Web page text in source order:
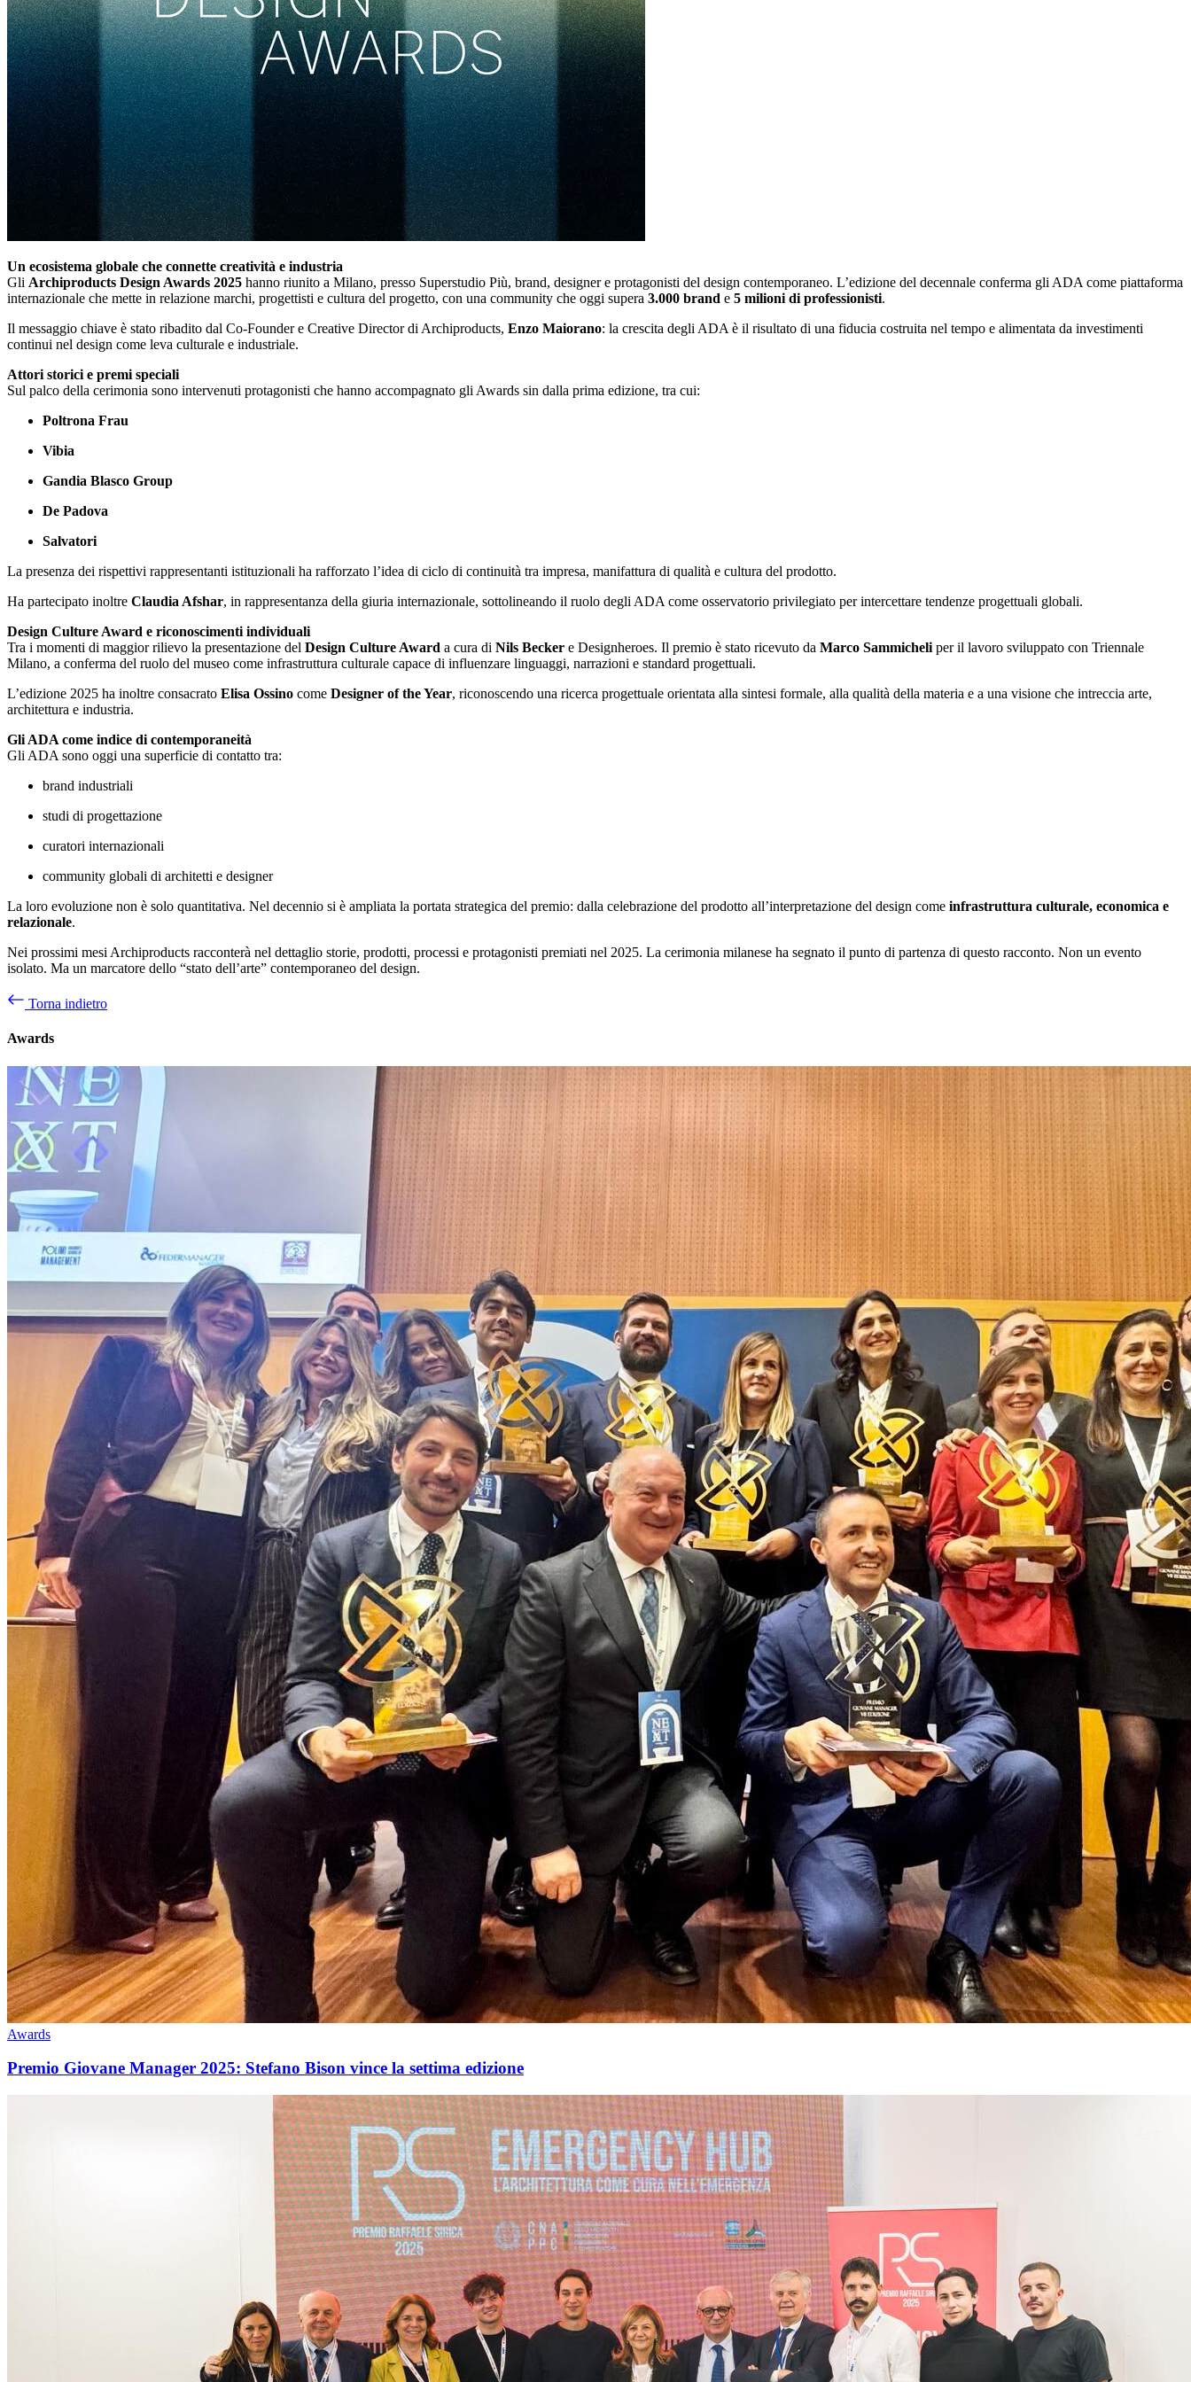
Un ecosistema globale che connette creatività e industria
Gli Archiproducts Design Awards 2025 hanno riunito a Milano, presso Superstudio Più, brand, designer e protagonisti del design contemporaneo. L’edizione del decennale conferma gli ADA come piattaforma
internazionale che mette in relazione marchi, progettisti e cultura del progetto, con una community che oggi supera 3.000 brand e 5 milioni di professionisti.
Il messaggio chiave è stato ribadito dal Co-Founder e Creative Director di Archiproducts, Enzo Maiorano: la crescita degli ADA è il risultato di una fiducia costruita nel tempo e alimentata da investimenti
continui nel design come leva culturale e industriale.
Attori storici e premi speciali
Sul palco della cerimonia sono intervenuti protagonisti che hanno accompagnato gli Awards sin dalla prima edizione, tra cui:
Poltrona Frau
Vibia
Gandia Blasco Group
De Padova
Salvatori
La presenza dei rispettivi rappresentanti istituzionali ha rafforzato l’idea di ciclo di continuità tra impresa, manifattura di qualità e cultura del prodotto.
Ha partecipato inoltre Claudia Afshar, in rappresentanza della giuria internazionale, sottolineando il ruolo degli ADA come osservatorio privilegiato per intercettare tendenze progettuali globali.
Design Culture Award e riconoscimenti individuali
Tra i momenti di maggior rilievo la presentazione del Design Culture Award a cura di Nils Becker e Designheroes. Il premio è stato ricevuto da Marco Sammicheli per il lavoro sviluppato con Triennale
Milano, a conferma del ruolo del museo come infrastruttura culturale capace di influenzare linguaggi, narrazioni e standard progettuali.
L’edizione 2025 ha inoltre consacrato Elisa Ossino come Designer of the Year, riconoscendo una ricerca progettuale orientata alla sintesi formale, alla qualità della materia e a una visione che intreccia arte,
architettura e industria.
Gli ADA come indice di contemporaneità
Gli ADA sono oggi una superficie di contatto tra:
brand industriali
studi di progettazione
curatori internazionali
community globali di architetti e designer
La loro evoluzione non è solo quantitativa. Nel decennio si è ampliata la portata strategica del premio: dalla celebrazione del prodotto all’interpretazione del design come infrastruttura culturale, economica e
relazionale.
Nei prossimi mesi Archiproducts racconterà nel dettaglio storie, prodotti, processi e protagonisti premiati nel 2025. La cerimonia milanese ha segnato il punto di partenza di questo racconto. Non un evento
isolato. Ma un marcatore dello “stato dell’arte” contemporaneo del design.
Torna indietro
Awards
Awards
Premio Giovane Manager 2025: Stefano Bison vince la settima edizione